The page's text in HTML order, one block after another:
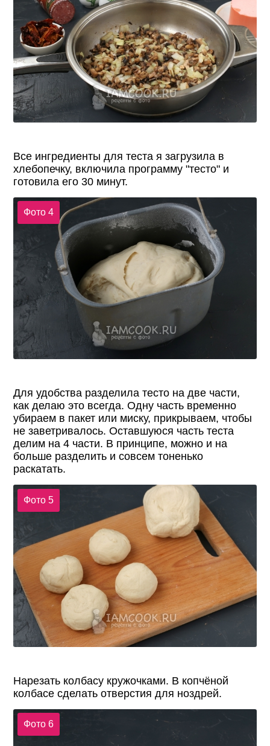
Все ингредиенты для теста я загрузила в
хлебопечку, включила программу "тесто" и
готовила его 30 минут.
Фото 4
Для удобства разделила тесто на две части,
как делаю это всегда. Одну часть временно
убираем в пакет или миску, прикрываем, чтобы
не заветривалось. Оставшуюся часть теста
делим на 4 части. В принципе, можно и на
больше разделить и совсем тоненько
раскатать.
Фото 5
Нарезать колбасу кружочками. В копчёной
колбасе сделать отверстия для ноздрей.
Фото 6